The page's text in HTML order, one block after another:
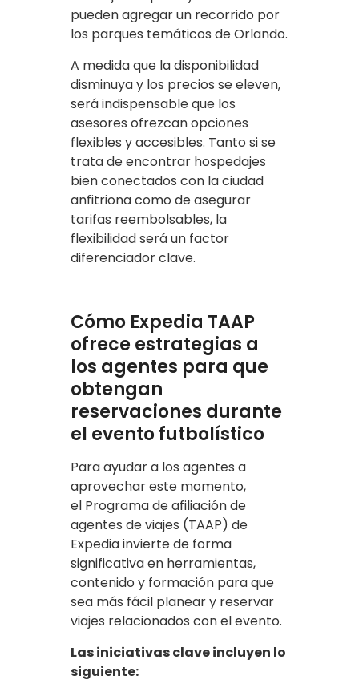
pueden agregar un recorrido por
los parques temáticos de Orlando.
A medida que la disponibilidad
disminuya y los precios se eleven,
será indispensable que los
asesores ofrezcan opciones
flexibles y accesibles. Tanto si se
trata de encontrar hospedajes
bien conectados con la ciudad
anfitriona como de asegurar
tarifas reembolsables, la
flexibilidad será un factor
diferenciador clave.
Cómo Expedia TAAP
ofrece estrategias a
los agentes para que
obtengan
reservaciones durante
el evento futbolístico
Para ayudar a los agentes a
aprovechar este momento,
el Programa de afiliación de
agentes de viajes (TAAP) de
Expedia invierte de forma
significativa en herramientas,
contenido y formación para que
sea más fácil planear y reservar
viajes relacionados con el evento.
Las iniciativas clave incluyen lo
siguiente: